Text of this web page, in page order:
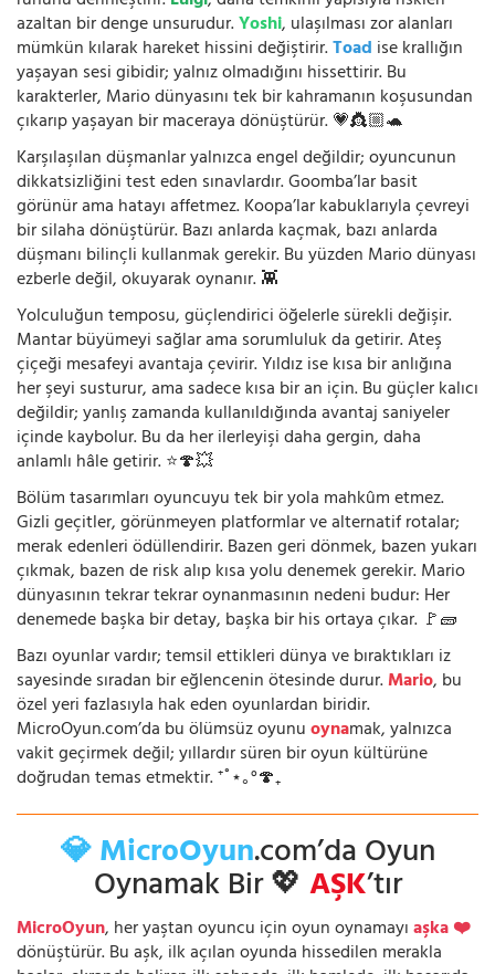
azaltan bir denge unsurudur.Yoshi, ulaşılması zor alanları
mümkün kılarak hareket hissini değiştirir.Toad ise krallığın
yaşayan sesi gibidir; yalnız olmadığını hissettirir. Bu
karakterler, Mario dünyasını tek bir kahramanın koşusundan
çıkarıp yaşayan bir maceraya dönüştürür. 💗👸🏼🐢
Karşılaşılan düşmanlar yalnızca engel değildir; oyuncunun
dikkatsizliğini test eden sınavlardır. Goomba’lar basit
görünür ama hatayı affetmez. Koopa’lar kabuklarıyla çevreyi
bir silaha dönüştürür. Bazı anlarda kaçmak, bazı anlarda
düşmanı bilinçli kullanmak gerekir. Bu yüzden Mario dünyası
ezberle değil, okuyarak oynanır. 👾
Yolculuğun temposu, güçlendirici öğelerle sürekli değişir.
Mantar büyümeyi sağlar ama sorumluluk da getirir. Ateş
çiçeği mesafeyi avantaja çevirir. Yıldız ise kısa bir anlığına
her şeyi susturur, ama sadece kısa bir an için. Bu güçler kalıcı
değildir; yanlış zamanda kullanıldığında avantaj saniyeler
içinde kaybolur. Bu da her ilerleyişi daha gergin, daha
anlamlı hâle getirir. ⭐🍄💥
Bölüm tasarımları oyuncuyu tek bir yola mahkûm etmez.
Gizli geçitler, görünmeyen platformlar ve alternatif rotalar;
merak edenleri ödüllendirir. Bazen geri dönmek, bazen yukarı
çıkmak, bazen de risk alıp kısa yolu denemek gerekir. Mario
dünyasının tekrar tekrar oynanmasının nedeni budur: Her
denemede başka bir detay, başka bir his ortaya çıkar. 🚩🧱
Bazı oyunlar vardır; temsil ettikleri dünya ve bıraktıkları iz
sayesinde sıradan bir eğlencenin ötesinde durur.Mario, bu
özel yeri fazlasıyla hak eden oyunlardan biridir.
MicroOyun.com’da bu ölümsüz oyunuoynamak, yalnızca
vakit geçirmek değil; yıllardır süren bir oyun kültürüne
doğrudan temas etmektir. ⁺˚⋆｡°🍄₊
💎 MicroOyun.com’da Oyun
Oynamak Bir 💖AŞK’tır
MicroOyun, her yaştan oyuncu için oyun oynamayıaşka ❤️
dönüştürür. Bu aşk, ilk açılan oyunda hissedilen merakla